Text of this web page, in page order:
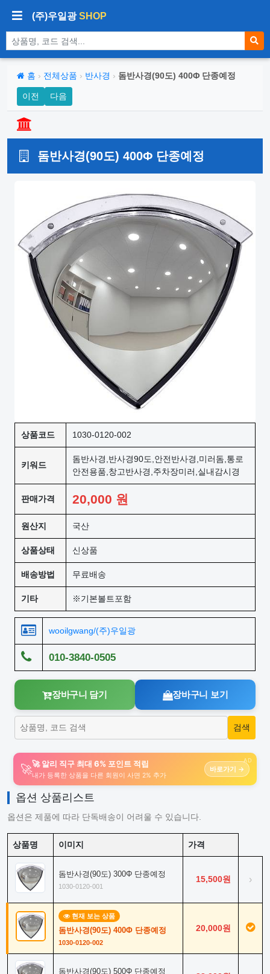
(주)우일광SHOP
상품 검색
홈 › 전체상품 › 반사경 › 돔반사경(90도) 400Φ 단종예정
이전 다음
돔반사경(90도) 400Φ 단종예정
상품코드 1030-0120-002
키워드
돔반사경,반사경90도,안전반사경,미러돔,통로
안전용품,창고반사경,주차장미러,실내감시경
판매가격 20,000 원
원산지 국산
상품상태 신상품
배송방법 무료배송
기타 ※기본볼트포함
wooilgwang/(주)우일광
010-3840-0505
장바구니 담기 장바구니 보기
AD
🚀🚀 알리 직구 최대 6% 포인트 적립
내가 등록한 상품을 다른 회원이 사면 2% 추가
바로가기 →
옵션 상품리스트
옵션은 제품에 따라 단독배송이 어려울 수 있습니다.
상품명 이미지 가격
돔반사경(90도) 300Φ 단종예정
1030-0120-001
15,500원 ›
현재 보는 상품
돔반사경(90도) 400Φ 단종예정
1030-0120-002
20,000원
돔반사경(90도) 500Φ 단종예정